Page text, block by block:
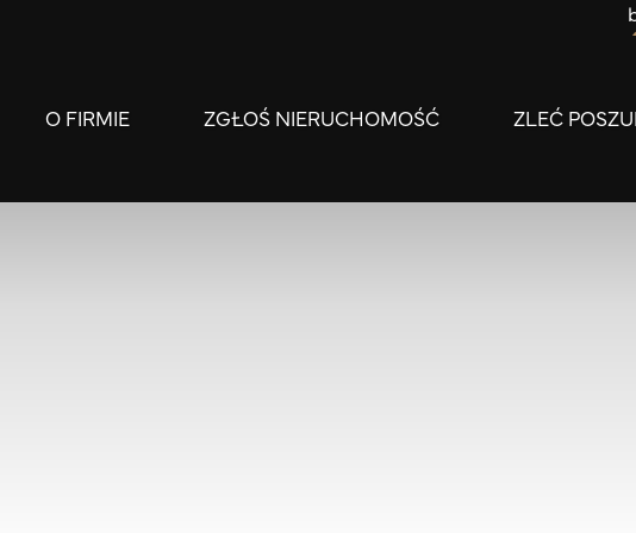
O FIRMIE ZGŁOŚ NIERUCHOMOŚĆ ZLEĆ
robert.palyszka@88group.pl 571 333 011